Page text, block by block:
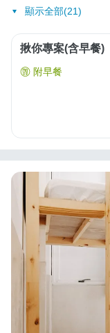
顯示全部(21)
揪你專案(含早餐)
附早餐